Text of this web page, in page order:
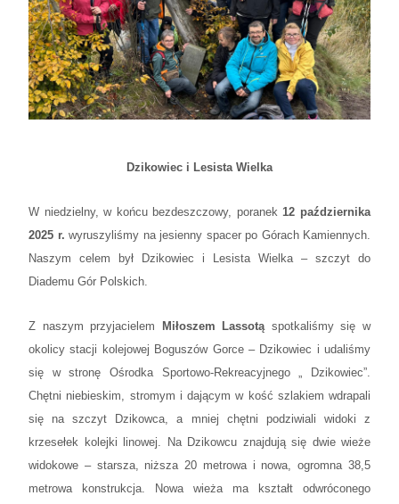
Dzikowiec i Lesista Wielka
W niedzielny, w końcu bezdeszczowy, poranek12 października
2025 r. wyruszyliśmy na jesienny spacer po Górach Kamiennych.
Naszym celem był Dzikowiec i Lesista Wielka – szczyt do
Diademu Gór Polskich.
Z naszym przyjacielem Miłoszem Lassotąspotkaliśmy się w
okolicy stacji kolejowej Boguszów Gorce – Dzikowiec i udaliśmy
się w stronę Ośrodka Sportowo-Rekreacyjnego „ Dzikowiec”.
Chętni niebieskim, stromym i dającym w kość szlakiem wdrapali
się na szczyt Dzikowca, a mniej chętni podziwiali widoki z
krzesełek kolejki linowej. Na Dzikowcu znajdują się dwie wieże
widokowe – starsza, niższa 20 metrowa i nowa, ogromna 38,5
metrowa konstrukcja. Nowa wieża ma kształt odwróconego